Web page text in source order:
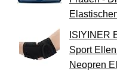
ISIYINER
Sport
Neopren